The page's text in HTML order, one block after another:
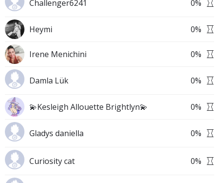
Challenger6241 0%
Heymi 0%
Irene Menichini 0%
Damla Lük 0%
💫Kesleigh Allouette Brightlyn💫 0%
Gladys daniella 0%
Curiosity cat 0%